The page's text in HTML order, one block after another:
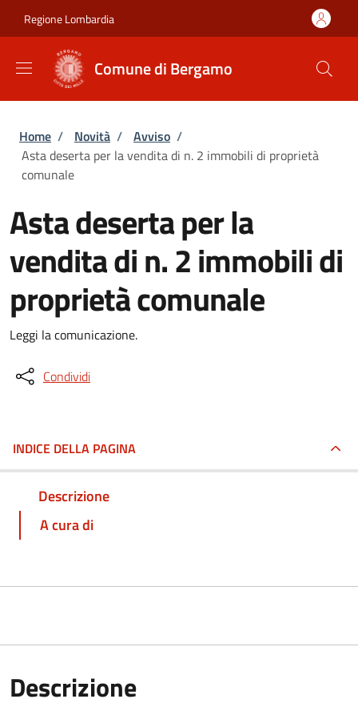
Regione Lombardia
Comune di Bergamo
Briciole di pane
Home / Novità / Avviso /
Asta deserta per la vendita di n. 2 immobili di proprietà
comunale
Asta deserta per la
vendita di n. 2 immobili di
proprietà comunale
Leggi la comunicazione.
Condividi
INDICE DELLA PAGINA
Descrizione
A cura di
Descrizione